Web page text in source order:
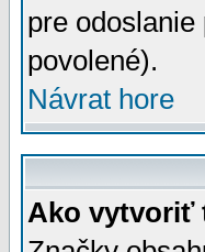
pre
povolené).
Návrat hore
Ako vytvoriť